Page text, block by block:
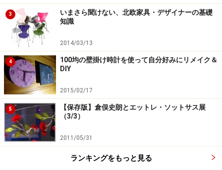
3
いまさら聞けない、北欧家具・デザイナーの基礎
知識
2014/03/13
4
100均の壁掛け時計を使って自分好みにリメイク＆
DIY
2015/02/17
5
【保存版】倉俣史朗とエットレ・ソットサス展
（3/3）
2011/05/31
ランキングをもっと見る